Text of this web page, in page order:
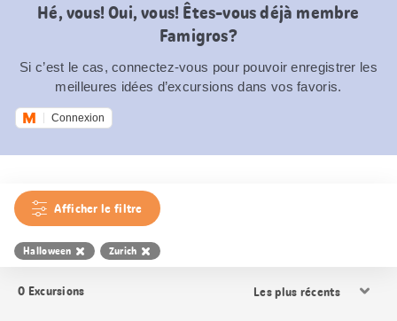
Hé, vous! Oui, vous! Êtes-vous déjà membre
Famigros?
Si c’est le cas, connectez-vous pour pouvoir enregistrer les
meilleures idées d’excursions dans vos favoris.
Connexion
Afficher le filtre
Halloween Zurich
0 Excursions
les